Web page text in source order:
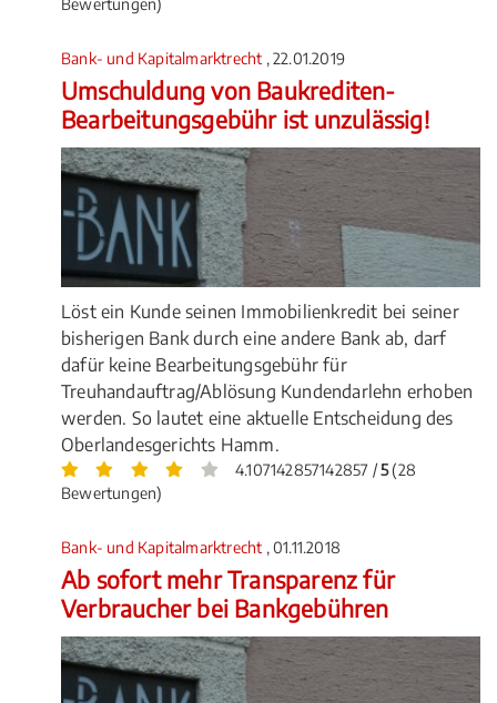
Bewertungen)
Bank- und Kapitalmarktrecht , 22.01.2019
Umschuldung von Baukrediten-
Bearbeitungsgebühr ist unzulässig!
Löst ein Kunde seinen Immobilienkredit bei seiner
bisherigen Bank durch eine andere Bank ab, darf
dafür keine Bearbeitungsgebühr für
Treuhandauftrag/Ablösung Kundendarlehn erhoben
werden. So lautet eine aktuelle Entscheidung des
Oberlandesgerichts Hamm.
4.107142857142857 /5(28
Bewertungen)
Bank- und Kapitalmarktrecht , 01.11.2018
Ab sofort mehr Transparenz für
Verbraucher bei Bankgebühren